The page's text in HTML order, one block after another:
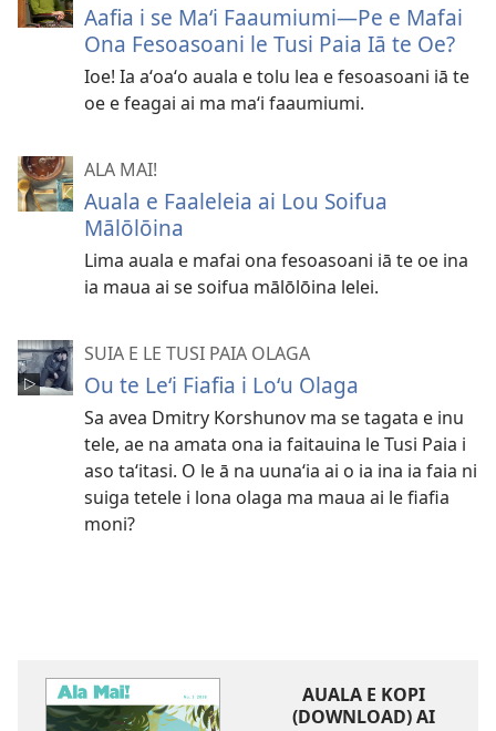
Aafia i se Maʻi Faaumiumi—Pe e Mafai
Ona Fesoasoani le Tusi Paia Iā te Oe?
Ioe! Ia aʻoaʻo auala e tolu lea e fesoasoani iā te
oe e feagai ai ma maʻi faaumiumi.
ALA MAI!
Auala e Faaleleia ai Lou Soifua
Mālōlōina
Lima auala e mafai ona fesoasoani iā te oe ina
ia maua ai se soifua mālōlōina lelei.
SUIA E LE TUSI PAIA OLAGA
Ou te Leʻi Fiafia i Loʻu Olaga
Sa avea Dmitry Korshunov ma se tagata e inu
tele, ae na amata ona ia faitauina le Tusi Paia i
aso taʻitasi. O le ā na uunaʻia ai o ia ina ia faia ni
suiga tetele i lona olaga ma maua ai le fiafia
moni?
AUALA E KOPI
(DOWNLOAD) AI